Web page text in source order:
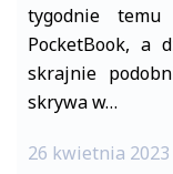
tygodnie
PocketBook, a
skrajnie
skrywa w…
26 kwietnia 2023